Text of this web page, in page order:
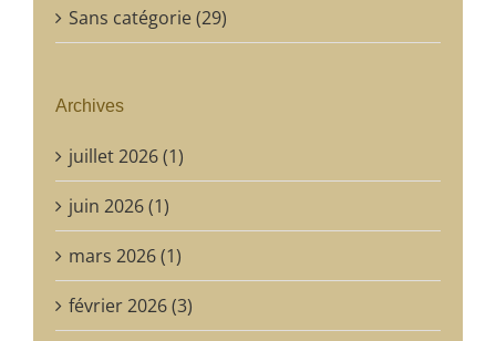
Sans catégorie (29)
Archives
juillet 2026 (1)
juin 2026 (1)
mars 2026 (1)
février 2026 (3)